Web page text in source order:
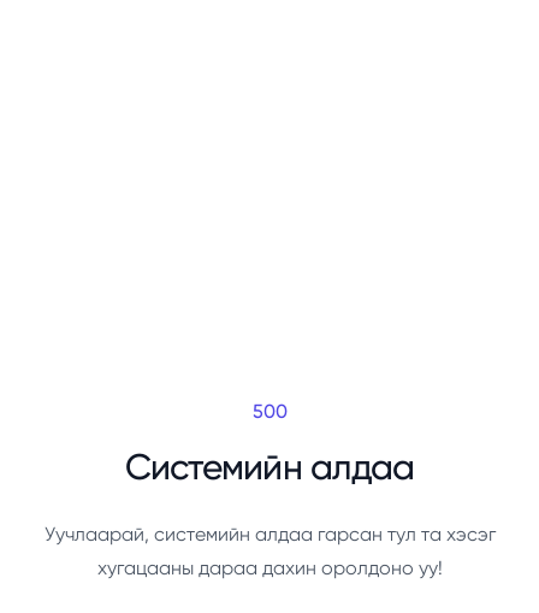
500
Системийн алдаа
Уучлаарай, системийн алдаа гарсан тул та хэсэг
хугацааны дараа дахин оролдоно уу!